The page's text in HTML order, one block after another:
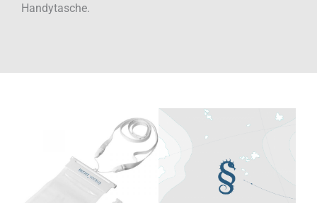
Handytasche.